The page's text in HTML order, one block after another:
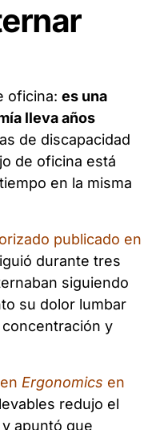
oficina: es una
lleva años
de discapacidad
de oficina está
en la misma
publicado en
durante tres
siguiendo
su dolor lumbar
y
Ergonomics en
redujo el
apuntó que